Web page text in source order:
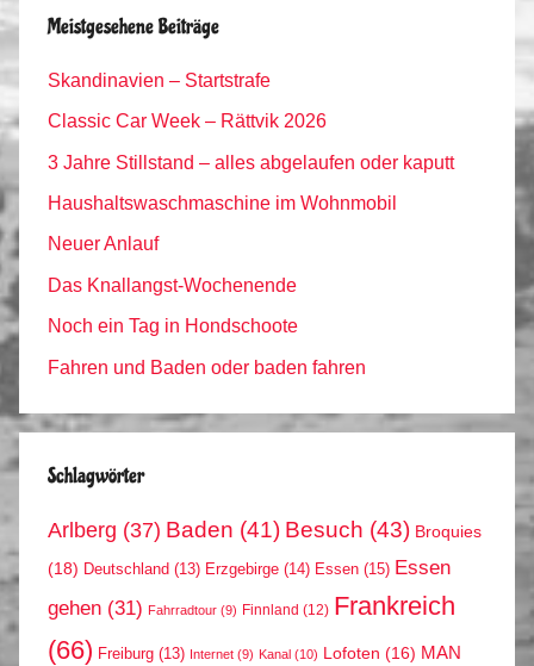
Meistgesehene Beiträge
Skandinavien – Startstrafe
Classic Car Week – Rättvik 2026
3 Jahre Stillstand – alles abgelaufen oder kaputt
Haushaltswaschmaschine im Wohnmobil
Neuer Anlauf
Das Knallangst-Wochenende
Noch ein Tag in Hondschoote
Fahren und Baden oder baden fahren
Schlagwörter
Arlberg (37) Baden (41) Besuch (43) Broquies
(18) Deutschland (13) Erzgebirge (14) Essen (15) Essen
gehen (31) Fahrradtour (9) Finnland (12) Frankreich
(66) Freiburg (13) Internet (9) Kanal (10) Lofoten (16) MAN